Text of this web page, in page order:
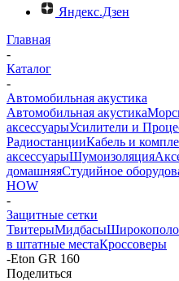
Яндекс.Дзен
Главная
-
Каталог
-
Автомобильная акустика
Автомобильная акустика
аксессуарыУсилители и
РадиостанцииКабель и
аксессуарыШумоизоляция
домашняяСтудийное
HOW
-
Защитные сетки
ТвитерыМидбасы
в штатные местаКроссоверы
-Eton GR 160
Поделиться